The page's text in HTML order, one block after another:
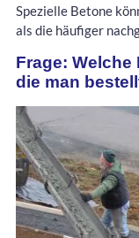
Spezielle Betone
als die häufiger
Frage:
die man